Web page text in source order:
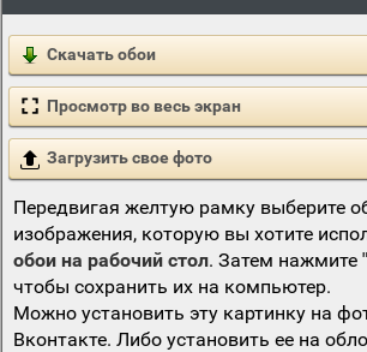
Скачать обои
Просмотр во весь экран
Загрузить свое фото
Передвигая желтую рамку выберите
изображения, которую вы хотите
обои на рабочий стол. Затем нажмите
чтобы сохранить их на компьютер.
Можно установить эту картинку на
Вконтакте. Либо установить ее на